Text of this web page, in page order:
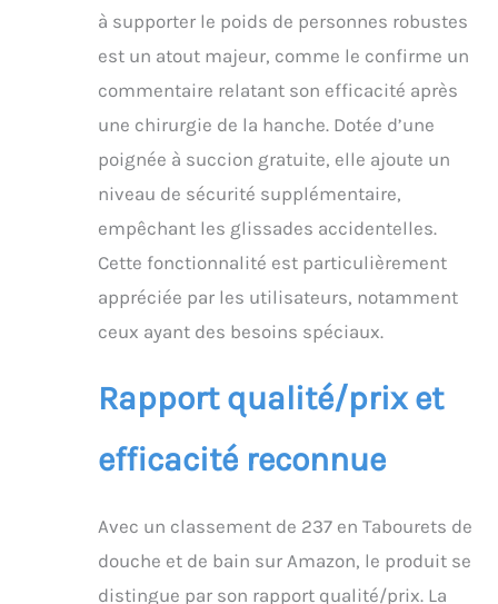
également ajoutée une
poignée de douche
blanche et noire de 30,5
cm qui peut être placée
sur une surface plane
en porcelaine, en
plastique ou lisse grâce
à sa forte ventouse qui
adhère en toute
sécurité par le rabat
colle, de ruban adhésif,
de vis, ou de perçage
soutenir votre poids
d'une douche ou d'une
baignoire ou debout
toilettes; ✅ Satisfaction
satisfait, nous vous
choses correctement
à supporter le poids de personnes robustes
est un atout majeur, comme le confirme un
commentaire relatant son efficacité après
une chirurgie de la hanche. Dotée d’une
poignée à succion gratuite, elle ajoute un
niveau de sécurité supplémentaire,
empêchant les glissades accidentelles.
Cette fonctionnalité est particulièrement
appréciée par les utilisateurs, notamment
ceux ayant des besoins spéciaux.
Rapport qualité/prix et
efficacité reconnue
Avec un classement de 237 en Tabourets de
douche et de bain sur Amazon, le produit se
distingue par son rapport qualité/prix. La